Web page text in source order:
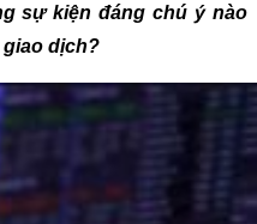
sự kiện đáng chú ý nào
dịch?